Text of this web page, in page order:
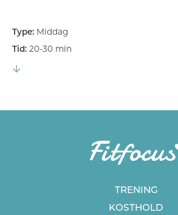
Type: Middag
Tid: 20-30 min
TRENING
KOSTHOLD